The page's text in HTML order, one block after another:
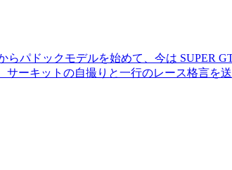
パドックモデルを始めて、今は SUPER
ーキットの自撮りと一行のレース格言を送